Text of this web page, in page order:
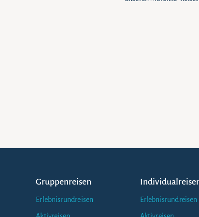
Gruppenreisen
Erlebnisrundreisen Erlebnisrundreisen